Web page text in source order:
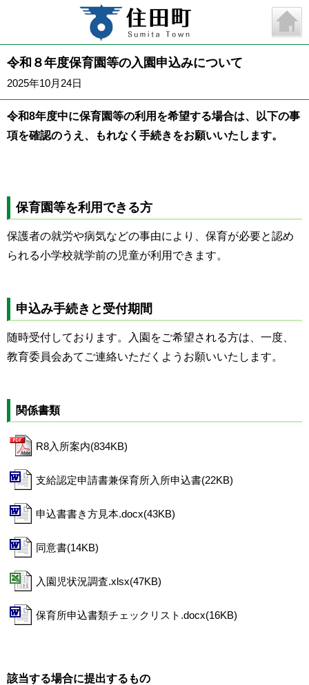
令和８年度保育園等の入園申込みについて
2025年10月24日
令和8年度中に保育園等の利用を希望する場合は、以下の事
項を確認のうえ、もれなく手続きをお願いいたします。
保育園等を利用できる方
保護者の就労や病気などの事由により、保育が必要と認め
られる小学校就学前の児童が利用できます。
申込み手続きと受付期間
随時受付しております。入園をご希望される方は、一度、
教育委員会あてご連絡いただくようお願いいたします。
関係書類
R8入所案内(834KB)
支給認定申請書兼保育所入所申込書(22KB)
申込書書き方見本.docx(43KB)
同意書(14KB)
入園児状況調査.xlsx(47KB)
保育所申込書類チェックリスト.docx(16KB)
該当する場合に提出するもの